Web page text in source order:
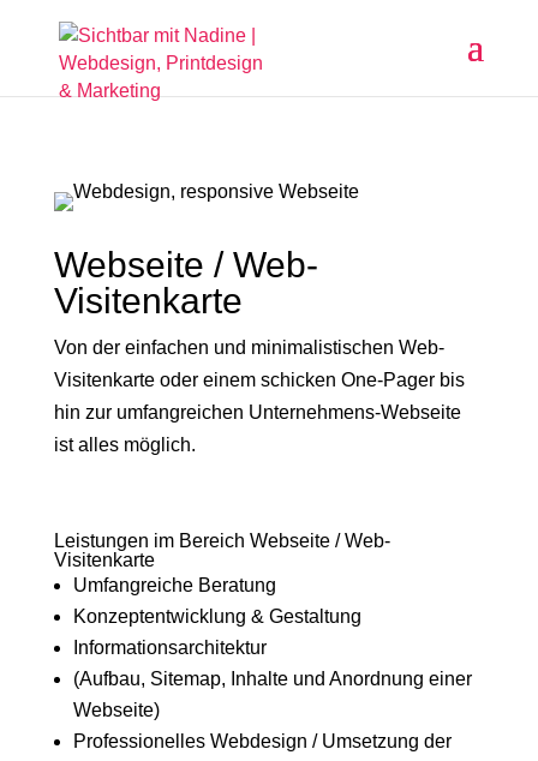
Webseite / Web-
Visitenkarte
Von der einfachen und minimalistischen Web-
Visitenkarte oder einem schicken One-Pager bis
hin zur umfangreichen Unternehmens-Webseite
ist alles möglich.
Leistungen im Bereich Webseite / Web-
Visitenkarte
Umfangreiche Beratung
Konzeptentwicklung & Gestaltung
Informationsarchitektur
(Aufbau, Sitemap, Inhalte und Anordnung einer
Webseite)
Professionelles Webdesign / Umsetzung der